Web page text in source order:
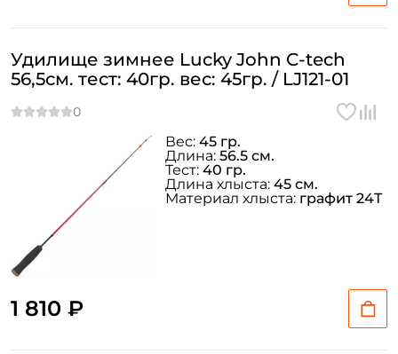
Удилище зимнее Lucky John C-tech
56,5см. тест: 40гр. вес: 45гр. / LJ121-01
1 810 ₽
Вес: 45 гр.
Длина: 56.5 см.
Тест: 40 гр.
Длина хлыста: 45 см.
Материал хлыста: графит 24T